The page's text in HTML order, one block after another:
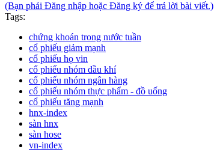
(Bạn phải Đăng nhập hoặc Đăng ký để trả lời bài viết.)
Tags:
chứng khoán trong nước tuần
cổ phiếu giảm mạnh
cổ phiếu họ vin
cổ phiếu nhóm dầu khí
cổ phiếu nhóm ngân hàng
cổ phiếu nhóm thực phẩm - đồ uống
cổ phiếu tăng mạnh
hnx-index
sàn hnx
sàn hose
vn-index